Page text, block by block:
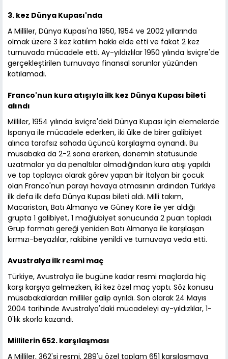
3. kez Dünya Kupası'nda
A Milliler, Dünya Kupası'na 1950, 1954 ve 2002 yıllarında
olmak üzere 3 kez katılım hakkı elde etti ve fakat 2 kez
turnuvada mücadele etti. Ay-yıldızlılar 1950 yılında İsviçre'de
gerçekleştirilen turnuvaya finansal sorunlar yüzünden
katılamadı.
Franco'nun kura atışıyla ilk kez Dünya Kupası bileti
alındı
Milliler, 1954 yılında İsviçre'deki Dünya Kupası için elemelerde
İspanya ile mücadele ederken, iki ülke de birer galibiyet
alınca tarafsız sahada üçüncü karşılaşma oynandı. Bu
müsabaka da 2-2 sona ererken, dönemin statüsünde
uzatmalar ya da penaltılar olmadığından kura atışı yapıldı
ve top toplayıcı olarak görev yapan bir İtalyan bir çocuk
olan Franco'nun parayı havaya atmasının ardından Türkiye
ilk defa ilk defa Dünya Kupası bileti aldı. Milli takım,
Macaristan, Batı Almanya ve Güney Kore ile yer aldığı
grupta 1 galibiyet, 1 mağlubiyet sonucunda 2 puan topladı.
Grup formatı gereği yeniden Batı Almanya ile karşılaşan
kırmızı-beyazlılar, rakibine yenildi ve turnuvaya veda etti.
Avustralya ilk resmi maç
Türkiye, Avustralya ile bugüne kadar resmi maçlarda hiç
karşı karşıya gelmezken, iki kez özel maç yaptı. Söz konusu
müsabakalardan milliler galip ayrıldı. Son olarak 24 Mayıs
2004 tarihinde Avustralya'daki mücadeleyi ay-yıldızlılar, 1-
0'lık skorla kazandı.
Millilerin 652. karşılaşması
A Milliler, 362'si resmi, 289'u özel toplam 651 karşılaşmaya